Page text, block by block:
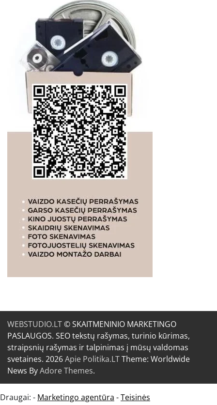
WEBSTUDIO.LT© SKAITMENINIO MARKETINGO
PASLAUGOS. SEO tekstų rašymas, turinio kūrimas,
straipsnių rašymas ir talpinimas į mūsų valdomas
svetaines. 2026Apie Politika.LTTheme: Worldwide
News ByAdore Themes.
Draugai: - Marketingo agentūra -Teisinės